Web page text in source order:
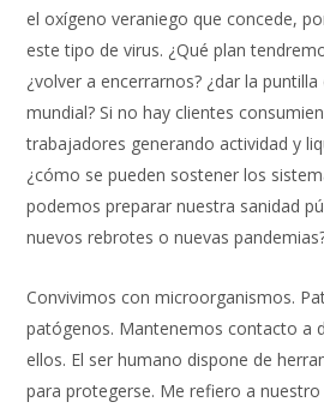
el oxígeno veraniego que concede,
este tipo de virus. ¿Qué plan
¿volver a encerrarnos? ¿dar la
mundial? Si no hay clientes
trabajadores generando actividad y
¿cómo se pueden sostener los
podemos preparar nuestra sanidad
nuevos rebrotes o nuevas
Convivimos con microorganismos.
patógenos. Mantenemos contacto a
ellos. El ser humano dispone de
para protegerse. Me refiero a